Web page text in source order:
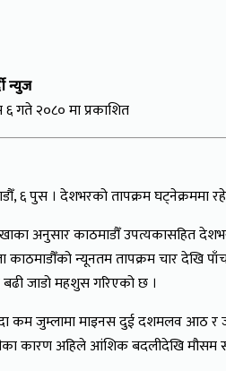
न्युज
गते २०८० मा प्रकाशित
६ पुस । देशभरको तापक्रम घट्नेक्रममा
अनुसार काठमाडौँ उपत्यकासहित
काठमाडौँको न्यूनतम तापक्रम चार देखि
जाडो महशुस गरिएको छ ।
कम जुम्लामा माइनस दुई दशमलव आठ र
कारण अहिले आंशिक बदलीदेखि मौसम